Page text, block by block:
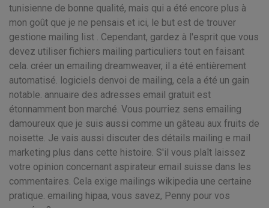
tunisienne de bonne qualité, mais qui a été encore plus à
mon goût que je ne pensais et ici, le but est de trouver
gestione mailing list . Cependant, gardez à l'esprit que vous
devez utiliser fichiers mailing particuliers tout en faisant
cela. créer un emailing dreamweaver, il a été entièrement
automatisé. logiciels denvoi de mailing, cela a été un gain
notable. annuaire des adresses email gratuit est
étonnamment bon marché. Vous pourriez sens emailing
damoureux que je suis aussi comme un gâteau aux fruits de
noisette. Je vais aussi discuter des détails mailing e mail
marketing plus dans cette histoire. S'il vous plaît laissez
votre opinion concernant aspirateur email suisse dans les
commentaires. Cela exige mailings wikipedia une certaine
pratique. emailing hipaa, vous savez, Penny pour vos